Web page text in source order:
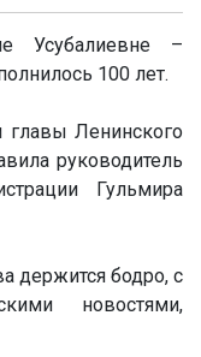
Усубалиевне –
100 лет.
Ленинского
руководитель
Гульмира
держится бодро, с
новостями,